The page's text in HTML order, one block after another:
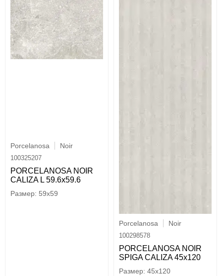
Porcelanosa Noir
100325207
PORCELANOSA NOIR
CALIZA L 59.6х59.6
59x59
Porcelanosa Noir
100298578
PORCELANOSA NOIR
SPIGA CALIZA 45х120
45x120